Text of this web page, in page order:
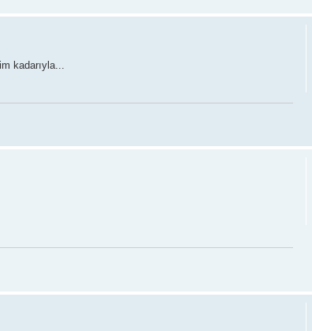
kadarıyla...